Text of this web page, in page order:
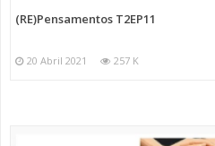
(RE)Pensamentos T2EP11
20 Abril 2021 257 K